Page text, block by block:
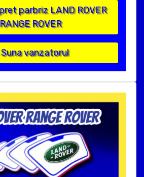
parbriz LAND ROVER
RANGE ROVER
vanzatorul